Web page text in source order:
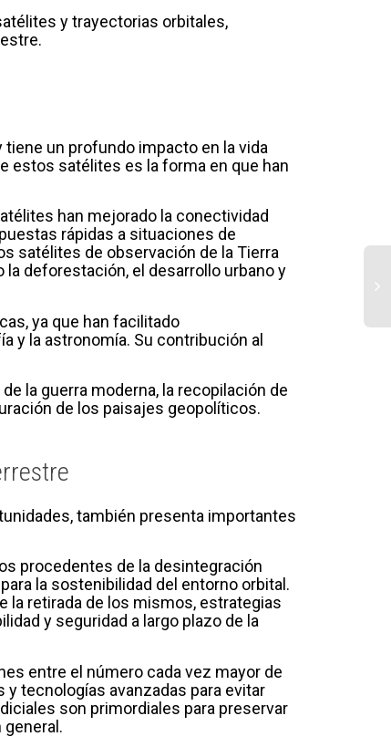
y trayectorias orbitales,
un profundo impacto en la vida
estos satélites es la forma en que han
han mejorado la conectividad
rápidas a situaciones de
satélites de observación de la Tierra
deforestación, el desarrollo urbano y
ya que han facilitado
y la astronomía. Su contribución al
la guerra moderna, la recopilación de
de los paisajes geopolíticos.
también presenta importantes
procedentes de la desintegración
la sostenibilidad del entorno orbital.
la retirada de los mismos, estrategias
y seguridad a largo plazo de la
entre el número cada vez mayor de
tecnologías avanzadas para evitar
son primordiales para preservar